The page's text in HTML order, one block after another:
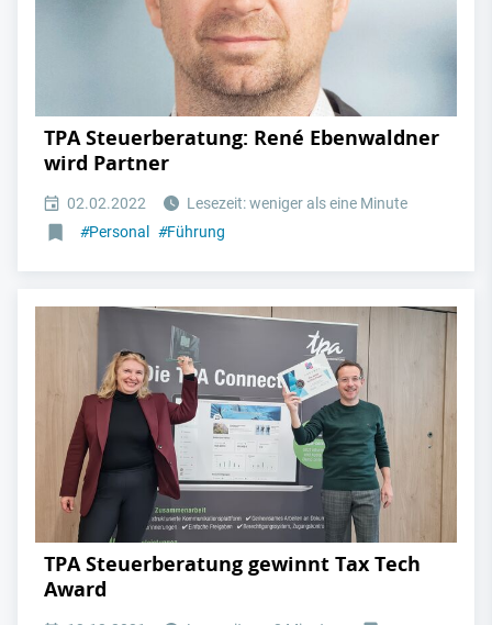
TPA Steuerberatung: René Ebenwaldner
wird Partner
02.02.2022
Lesezeit: weniger als eine Minute
#Personal #Führung
TPA Steuerberatung gewinnt Tax Tech
Award